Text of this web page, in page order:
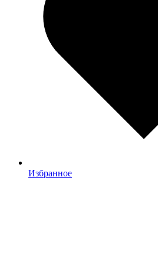
Избранное